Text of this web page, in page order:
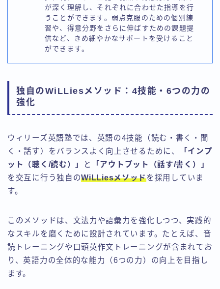
が深く理解し、それぞれに合わせた指導を行
うことができます。弱点克服のための個別練
習や、得意分野をさらに伸ばすための課題提
供など、きめ細やかなサポートを受けること
ができます。
独自のWiLLiesメソッド：4技能・6つの力の
強化
ウィリーズ英語塾では、英語の4技能（読む・書く・聞
く・話す）をバランスよく向上させるために、
「インプ
ット（聴く/読む）」
と
「アウトプット（話す/書く）」
を交互に行う独自のWiLLiesメソッドを採用していま
す。
このメソッドは、文法力や語彙力を強化しつつ、実践的
なスキルを磨くために設計されています。たとえば、音
読トレーニングや口頭英作文トレーニングが含まれてお
り、英語力の全体的な能力（6つの力）の向上を目指し
ます。